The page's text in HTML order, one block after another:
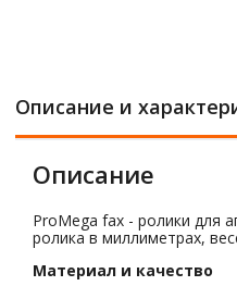
Описание и
Описание
ProMega fax - ролики для
ролика в миллиметрах,
Материал и качество